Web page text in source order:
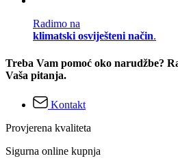
Radimo na
klimatski osviješteni način.
Treba Vam pomoć oko narudžbe?
Vaša pitanja.
Kontakt
Provjerena kvaliteta
Sigurna online kupnja